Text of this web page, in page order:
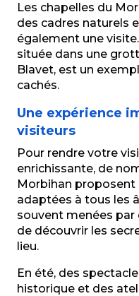
Les chapelles du
des cadres naturels
également une
située dans une
Blavet, est un
cachés.
Une expérience
visiteurs
Pour rendre votre
enrichissante, de
Morbihan
adaptées à tous les
souvent menées
de découvrir les
lieu.
En été, des
historique et des